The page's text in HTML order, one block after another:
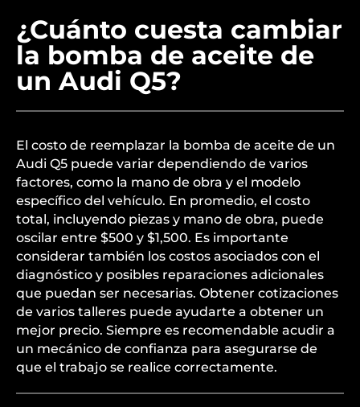
¿Cuánto cuesta cambiar
la bomba de aceite de
un Audi Q5?
El costo de reemplazar la bomba de aceite de un
Audi Q5 puede variar dependiendo de varios
factores, como la mano de obra y el modelo
específico del vehículo. En promedio, el costo
total, incluyendo piezas y mano de obra, puede
oscilar entre $500 y $1,500. Es importante
considerar también los costos asociados con el
diagnóstico y posibles reparaciones adicionales
que puedan ser necesarias. Obtener cotizaciones
de varios talleres puede ayudarte a obtener un
mejor precio. Siempre es recomendable acudir a
un mecánico de confianza para asegurarse de
que el trabajo se realice correctamente.